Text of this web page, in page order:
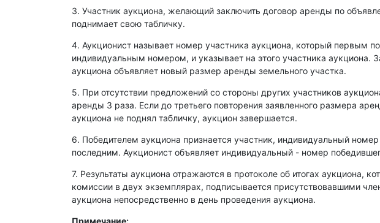
3. Участник аукциона, желающий заключить договор аренды по
поднимает свою табличку.
4. Аукционист называет номер участника аукциона, который первым
индивидуальным номером, и указывает на этого участника аукциона.
аукциона объявляет новый размер аренды земельного участка.
5. При отсутствии предложений со стороны других участников
аренды 3 раза. Если до третьего повторения заявленного размера
аукциона не поднял табличку, аукцион завершается.
6. Победителем аукциона признается участник, индивидуальный
последним. Аукционист объявляет индивидуальный - номер
7. Результаты аукциона отражаются в протоколе об итогах аукциона,
комиссии в двух экземплярах, подписывается присутствовавшими
аукциона непосредственно в день проведения аукциона.
Примечание: